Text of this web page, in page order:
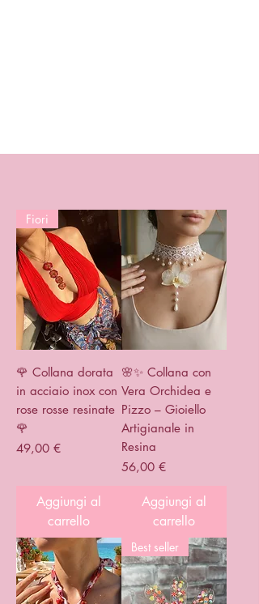
Fiori
🌹 Collana dorata
in acciaio inox con
rose rosse resinate
🌹
Prezzo
49,00 €
Aggiungi al
carrello
🌸✨ Collana con
Vera Orchidea e
Pizzo – Gioiello
Artigianale in
Resina
Prezzo
56,00 €
Aggiungi al
carrello
Best seller